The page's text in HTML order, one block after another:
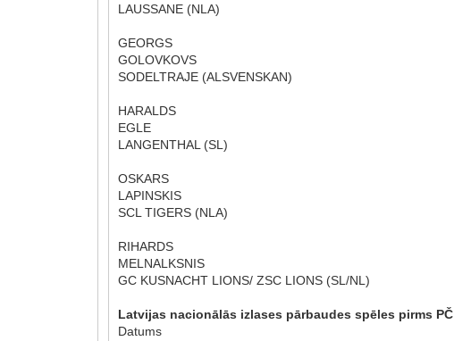
LAUSSANE (NLA)
GEORGS
GOLOVKOVS
SODELTRAJE (ALSVENSKAN)
HARALDS
EGLE
LANGENTHAL (SL)
OSKARS
LAPINSKIS
SCL TIGERS (NLA)
RIHARDS
MELNALKSNIS
GC KUSNACHT LIONS/ ZSC LIONS (SL/NL)
Latvijas nacionālās izlases pārbaudes spēles pirms PČ
Datums